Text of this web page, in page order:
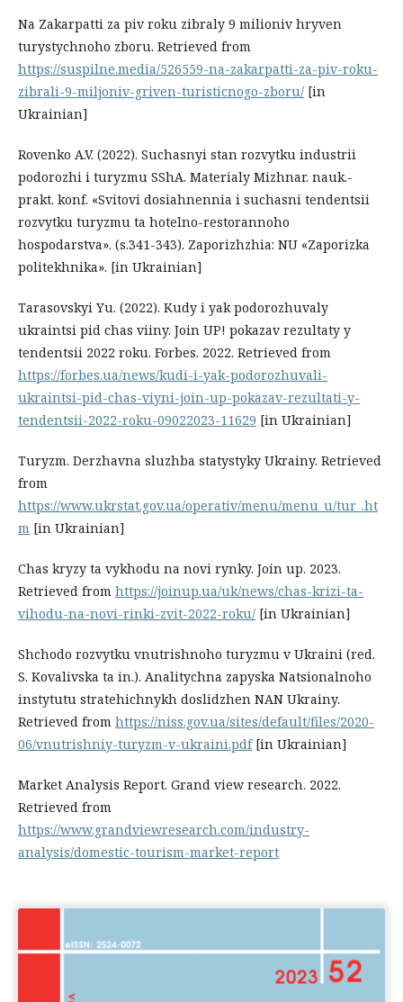
Na Zakarpatti za piv roku zibraly 9 milioniv hryven
turystychnoho zboru. Retrieved from
https://suspilne.media/526559-na-zakarpatti-za-piv-roku-
zibrali-9-miljoniv-griven-turisticnogo-zboru/ [in
Ukrainian]
Rovenko A.V. (2022). Suchasnyi stan rozvytku industrii
podorozhi i turyzmu SShA. Materialy Mizhnar. nauk.-
prakt. konf. «Svitovi dosiahnennia i suchasni tendentsii
rozvytku turyzmu ta hotelno-restorannoho
hospodarstva». (s.341-343). Zaporizhzhia: NU «Zaporizka
politekhnika». [in Ukrainian]
Tarasovskyi Yu. (2022). Kudy i yak podorozhuvaly
ukraintsi pid chas viiny. Join UP! pokazav rezultaty y
tendentsii 2022 roku. Forbes. 2022. Retrieved from
https://forbes.ua/news/kudi-i-yak-podorozhuvali-
ukraintsi-pid-chas-viyni-join-up-pokazav-rezultati-y-
tendentsii-2022-roku-09022023-11629 [in Ukrainian]
Turyzm. Derzhavna sluzhba statystyky Ukrainy. Retrieved
from
https://www.ukrstat.gov.ua/operativ/menu/menu_u/tur_.ht
m [in Ukrainian]
Chas kryzy ta vykhodu na novi rynky. Join up. 2023.
Retrieved from https://joinup.ua/uk/news/chas-krizi-ta-
vihodu-na-novi-rinki-zvit-2022-roku/ [in Ukrainian]
Shchodo rozvytku vnutrishnoho turyzmu v Ukraini (red.
S. Kovalivska ta in.). Analitychna zapyska Natsionalnoho
instytutu stratehichnykh doslidzhen NAN Ukrainy.
Retrieved from https://niss.gov.ua/sites/default/files/2020-
06/vnutrishniy-turyzm-v-ukraini.pdf[in Ukrainian]
Market Analysis Report. Grand view research. 2022.
Retrieved from
https://www.grandviewresearch.com/industry-
analysis/domestic-tourism-market-report